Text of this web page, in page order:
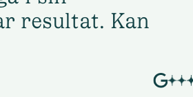
resultat. Kan